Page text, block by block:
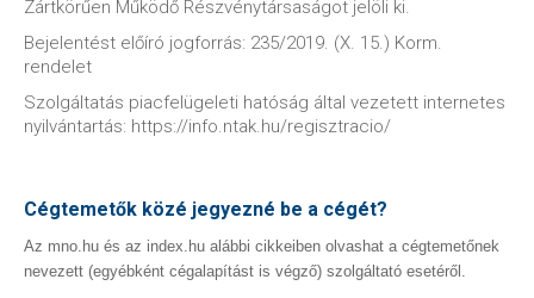
Zártkörűen Működő Részvénytársaságot jelöli ki.
Bejelentést előíró jogforrás: 235/2019. (X. 15.) Korm.
rendelet
Szolgáltatás piacfelügeleti hatóság által vezetett internetes
nyilvántartás: https://info.ntak.hu/regisztracio/
Cégtemetők közé jegyezné be a cégét?
Az mno.hu és az index.hu alábbi cikkeiben olvashat a cégtemetőnek
nevezett (egyébként cégalapítást is végző) szolgáltató esetéről.